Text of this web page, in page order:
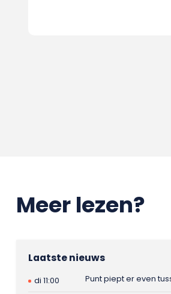
Meer lezen?
Laatste nieuws
di 11:00
Punt piept er even